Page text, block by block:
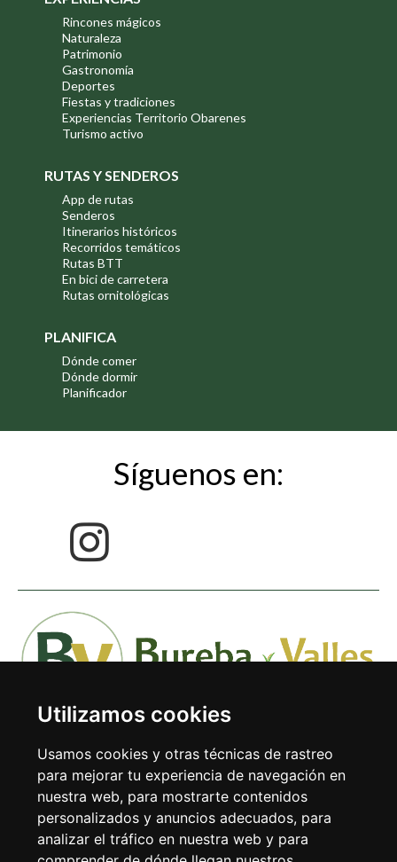
Utilizamos cookies
Usamos cookies y otras técnicas de rastreo
para mejorar tu experiencia de navegación en
nuestra web, para mostrarte contenidos
personalizados y anuncios adecuados, para
analizar el tráfico en nuestra web y para
Rincones mágicos
Naturaleza
Patrimonio
Gastronomía
Deportes
Fiestas y tradiciones
Experiencias Territorio Obarenes
Turismo activo
RUTAS Y SENDEROS
App de rutas
Senderos
Itinerarios históricos
Recorridos temáticos
Rutas BTT
En bici de carretera
Rutas ornitológicas
PLANIFICA
Dónde comer
Dónde dormir
Planificador
Síguenos en:
Avda. Doctor Rodríguez de la Fuente 1-1º 09240 Briviesca
(Burgos)